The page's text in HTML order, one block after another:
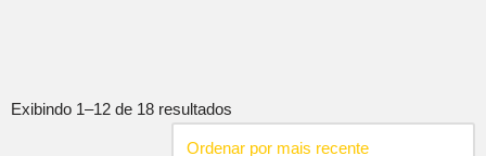
Exibindo 1–12 de 18 resultados